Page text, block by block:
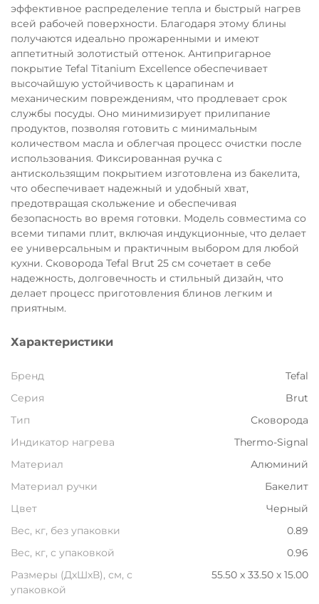
эффективное распределение тепла и быстрый нагрев
всей рабочей поверхности. Благодаря этому блины
получаются идеально прожаренными и имеют
аппетитный золотистый оттенок. Антипригарное
покрытие Tefal Titanium Excellence обеспечивает
высочайшую устойчивость к царапинам и
механическим повреждениям, что продлевает срок
службы посуды. Оно минимизирует прилипание
продуктов, позволяя готовить с минимальным
количеством масла и облегчая процесс очистки после
использования. Фиксированная ручка с
антискользящим покрытием изготовлена из бакелита,
что обеспечивает надежный и удобный хват,
предотвращая скольжение и обеспечивая
безопасность во время готовки. Модель совместима со
всеми типами плит, включая индукционные, что делает
ее универсальным и практичным выбором для любой
кухни. Сковорода Tefal Brut 25 см сочетает в себе
надежность, долговечность и стильный дизайн, что
делает процесс приготовления блинов легким и
приятным.
Характеристики
Бренд
Tefal
Серия
Brut
Тип
Сковорода
Индикатор нагрева
Thermo-Signal
Материал
Алюминий
Материал ручки
Бакелит
Цвет
Черный
Вес, кг, без упаковки
0.89
Вес, кг, с упаковкой
0.96
Размеры (ДxШxВ), см, с
упаковкой
55.50 x 33.50 x 15.00
раз в 2 недели